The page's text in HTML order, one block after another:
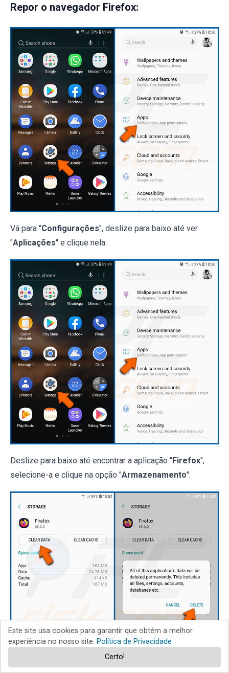
Repor o navegador Firefox:
Vá para "Configurações", deslize para baixo até ver
"Aplicações" e clique nela.
Deslize para baixo até encontrar a aplicação "Firefox",
selecione-a e clique na opção "Armazenamento".
Este site usa cookies para garantir que obtém a melhor
experiência no nosso site. Política de Privacidade
Certo!